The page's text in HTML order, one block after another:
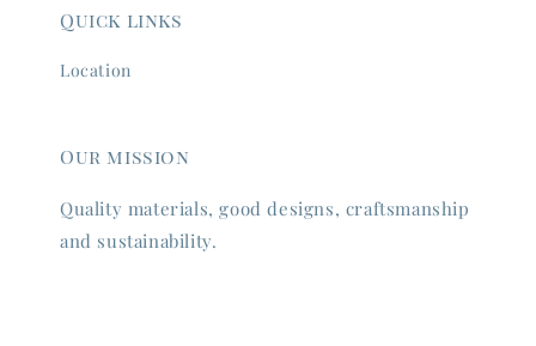
Quick links
Location
Our mission
Quality materials, good designs, craftsmanship
and sustainability.